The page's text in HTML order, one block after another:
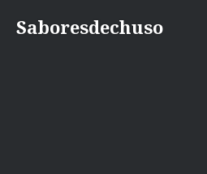
Saboresdechuso